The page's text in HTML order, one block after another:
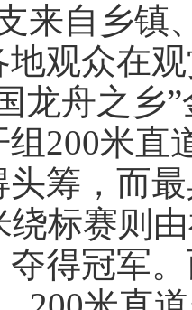
来自乡镇
地观众在
龙舟之乡
200米直
筹，而
绕标赛则
夺得冠军